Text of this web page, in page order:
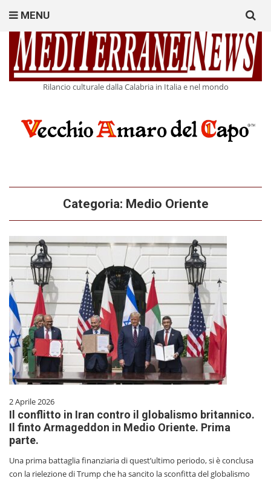
Rilancio culturale dalla Calabria in Italia e nel mondo
MENU
for:
Categoria: Medio Oriente
2 Aprile 2026
Il conflitto in Iran contro il globalismo britannico.
Il finto Armageddon in Medio Oriente. Prima
parte.
Una prima battaglia finanziaria di quest’ultimo periodo, si è conclusa
con la rielezione di Trump che ha sancito la sconfitta del globalismo